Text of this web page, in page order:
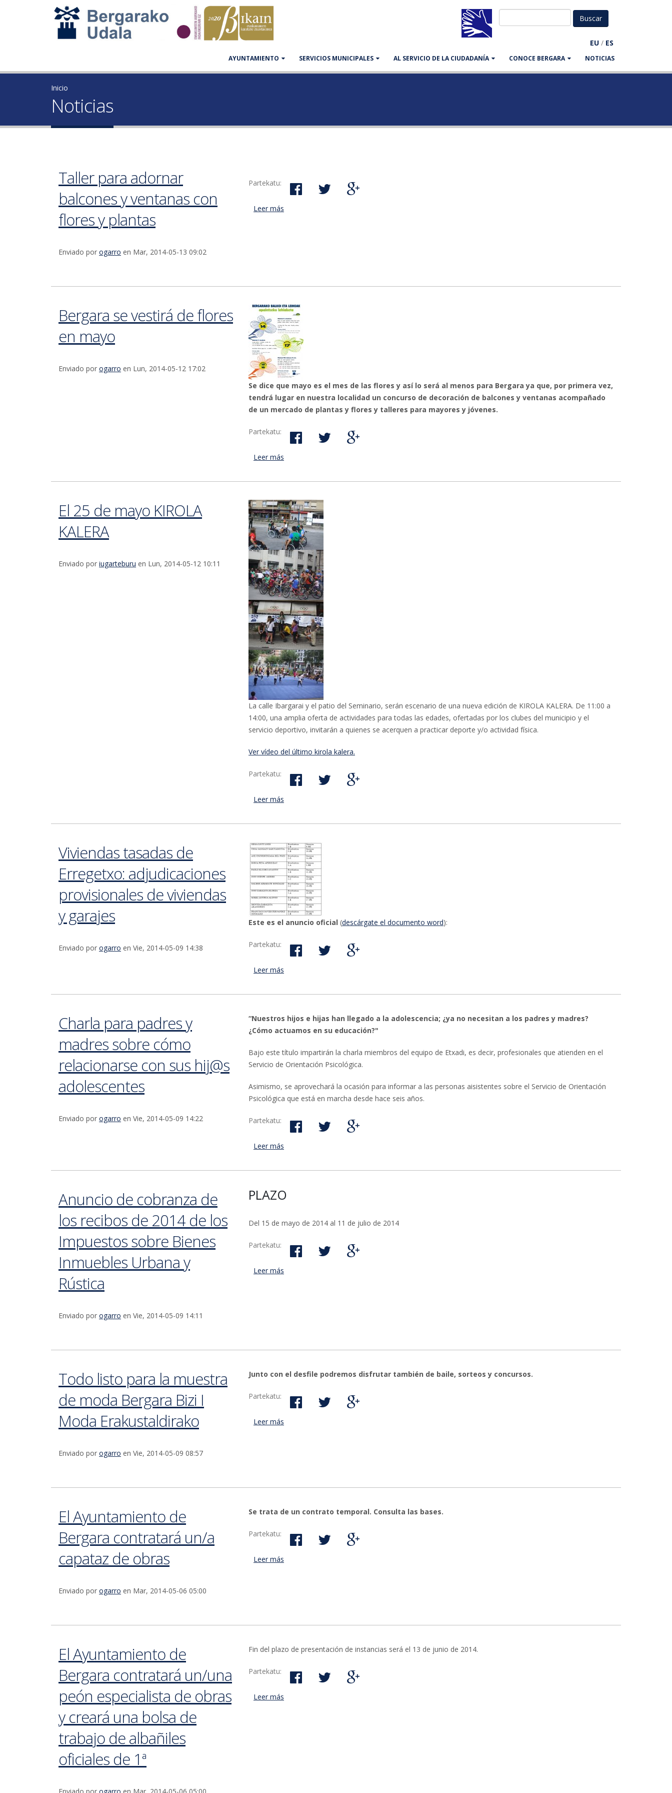
EU / ES
AYUNTAMIENTO SERVICIOS MUNICIPALES AL SERVICIO DE LA CIUDADANÍA CONOCE BERGARA NOTICIAS
Inicio
Noticias
Taller para adornar
balcones y ventanas con
flores y plantas
Enviado por ogarro en Mar, 2014-05-13 09:02
Partekatu:
Leer más
Bergara se vestirá de flores
en mayo
Enviado por ogarro en Lun, 2014-05-12 17:02
Se dice que mayo es el mes de las flores y así lo será al menos para Bergara ya que, por primera vez,
tendrá lugar en nuestra localidad un concurso de decoración de balcones y ventanas acompañado
de un mercado de plantas y flores y talleres para mayores y jóvenes.
Partekatu:
Leer más
El 25 de mayo KIROLA
KALERA
Enviado por iugarteburu en Lun, 2014-05-12 10:11
La calle Ibargarai y el patio del Seminario, serán escenario de una nueva edición de KIROLA KALERA. De 11:00 a
14:00, una amplia oferta de actividades para todas las edades, ofertadas por los clubes del municipio y el
servicio deportivo, invitarán a quienes se acerquen a practicar deporte y/o actividad física.
Ver vídeo del último kirola kalera.
Partekatu:
Leer más
Viviendas tasadas de
Erregetxo: adjudicaciones
provisionales de viviendas
y garajes
Enviado por ogarro en Vie, 2014-05-09 14:38
Este es el anuncio oficial (descárgate el documento word):
Partekatu:
Leer más
Charla para padres y
madres sobre cómo
relacionarse con sus hij@s
adolescentes
Enviado por ogarro en Vie, 2014-05-09 14:22
“Nuestros hijos e hijas han llegado a la adolescencia; ¿ya no necesitan a los padres y madres?
¿Cómo actuamos en su educación?"
Bajo este título impartirán la charla miembros del equipo de Etxadi, es decir, profesionales que atienden en el
Servicio de Orientación Psicológica.
Asimismo, se aprovechará la ocasión para informar a las personas aisistentes sobre el Servicio de Orientación
Psicológica que está en marcha desde hace seis años.
Partekatu:
Leer más
Anuncio de cobranza de
los recibos de 2014 de los
Impuestos sobre Bienes
Inmuebles Urbana y
Rústica
Enviado por ogarro en Vie, 2014-05-09 14:11
PLAZO
Del 15 de mayo de 2014 al 11 de julio de 2014
Partekatu:
Leer más
Todo listo para la muestra
de moda Bergara Bizi I
Moda Erakustaldirako
Enviado por ogarro en Vie, 2014-05-09 08:57
Junto con el desfile podremos disfrutar también de baile, sorteos y concursos.
Partekatu:
Leer más
El Ayuntamiento de
Bergara contratará un/a
capataz de obras
Enviado por ogarro en Mar, 2014-05-06 05:00
Se trata de un contrato temporal. Consulta las bases.
Partekatu:
Leer más
El Ayuntamiento de
Bergara contratará un/una
peón especialista de obras
y creará una bolsa de
trabajo de albañiles
oficiales de 1ª
Fin del plazo de presentación de instancias será el 13 de junio de 2014.
Partekatu:
Leer más